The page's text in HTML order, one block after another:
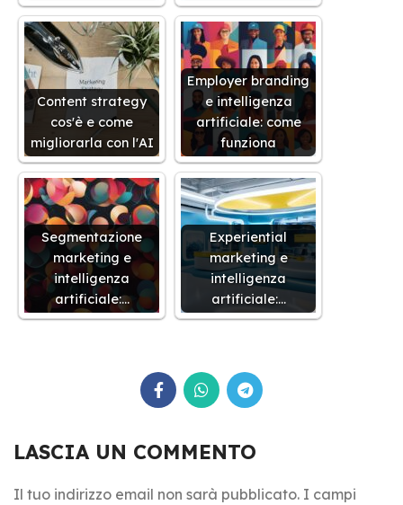
Content strategy
cos'è e come
migliorarla con l'AI
Employer branding
e intelligenza
artificiale: come
funziona
Segmentazione
marketing e
intelligenza
artificiale:…
Experiential
marketing e
intelligenza
artificiale:…
LASCIA UN COMMENTO
Il tuo indirizzo email non sarà pubblicato. I campi